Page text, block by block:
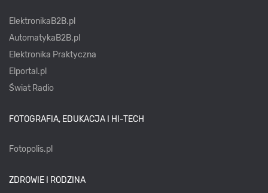
ElektronikaB2B.pl
AutomatykaB2B.pl
Elektronika Praktyczna
Elportal.pl
Świat Radio
FOTOGRAFIA, EDUKACJA I HI-TECH
Fotopolis.pl
ZDROWIE I RODZINA